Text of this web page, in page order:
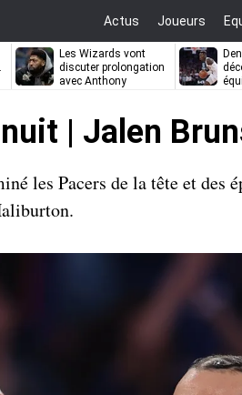
Actus Joueurs
Les Wizards vont
discuter prolongation
avec Anthony
| Jalen
les Pacers de la tête et des